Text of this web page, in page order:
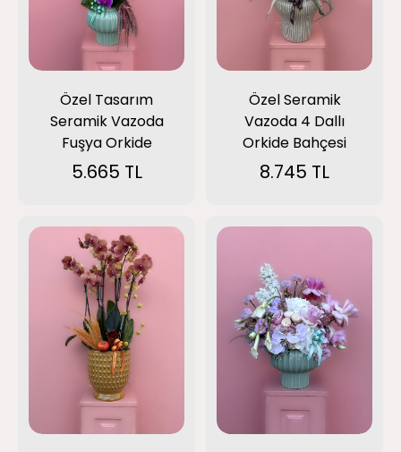
Özel Tasarım
Seramik Vazoda
Fuşya Orkide
5.665 TL
Özel Seramik
Vazoda 4 Dallı
Orkide Bahçesi
8.745 TL